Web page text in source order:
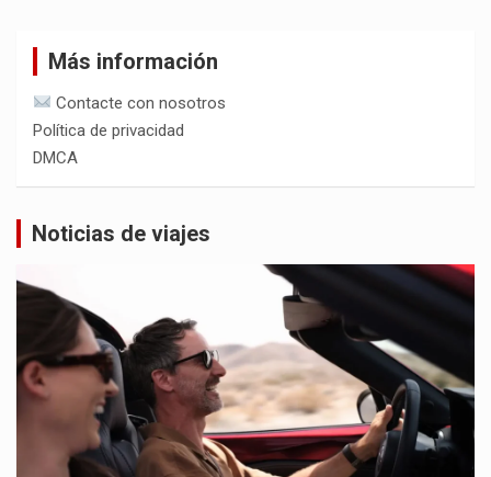
Más información
Contacte con nosotros
Política de privacidad
DMCA
Noticias de viajes